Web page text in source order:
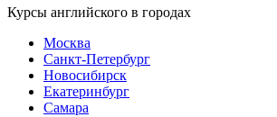
Курсы английского в городах
Москва
Санкт-Петербург
Новосибирск
Екатеринбург
Самара